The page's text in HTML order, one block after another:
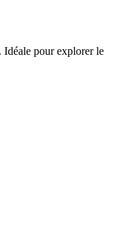
Idéale pour explorer le